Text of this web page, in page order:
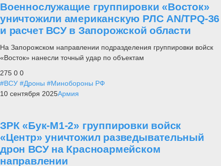
Военнослужащие группировки «Восток»
уничтожили американскую РЛС AN/TPQ-36
и расчет ВСУ в Запорожской области
На Запорожском направлении подразделения группировки войск
«Восток» нанесли точный удар по объектам
275 0 0
#ВСУ #Дроны #Минобороны РФ
10 сентября 2025Армия
ЗРК «Бук-М1-2» группировки войск
«Центр» уничтожил разведывательный
дрон ВСУ на Красноармейском
направлении